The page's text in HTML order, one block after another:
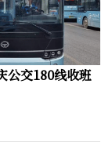
公交180线收班